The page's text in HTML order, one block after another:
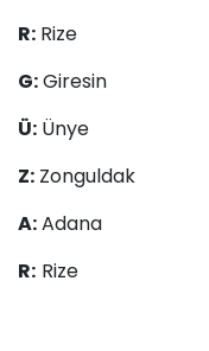
R: Rize
G:Giresin
Ü: Ünye
Z: Zonguldak
A:Adana
R: Rize